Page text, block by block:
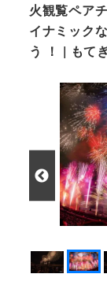
火観覧ペア
イナミック
う ！ | もて